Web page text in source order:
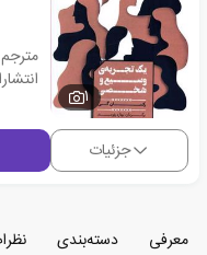
1
جزئیات
معرفی دسته‌بندی